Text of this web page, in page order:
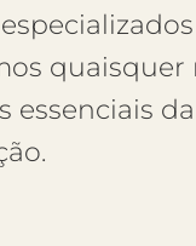
quaisquer
essenciais